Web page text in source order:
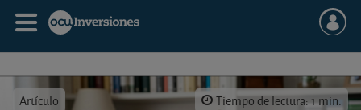
Artículo Tiempo de lectura: 1 min.